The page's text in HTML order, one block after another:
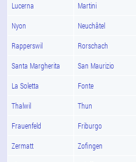
Lucerna Martini
Nyon Neuchâtel
Rapperswil Rorschach
Santa Margherita San Maurizio
La Soletta Fonte
Thalwil Thun
Frauenfeld Friburgo
Zermatt Zofingen